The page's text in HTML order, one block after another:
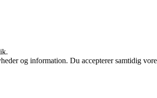
og information. Du accepterer samtidig